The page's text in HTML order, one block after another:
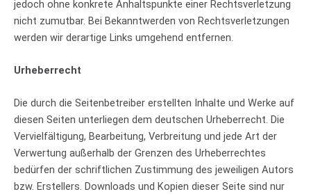
jedoch ohne konkrete Anhaltspunkte einer Rechtsverletzung
nicht zumutbar. Bei Bekanntwerden von Rechtsverletzungen
werden wir derartige Links umgehend entfernen.
Urheberrecht
Die durch die Seitenbetreiber erstellten Inhalte und Werke auf
diesen Seiten unterliegen dem deutschen Urheberrecht. Die
Vervielfältigung, Bearbeitung, Verbreitung und jede Art der
Verwertung außerhalb der Grenzen des Urheberrechtes
bedürfen der schriftlichen Zustimmung des jeweiligen Autors
bzw. Erstellers. Downloads und Kopien dieser Seite sind nur